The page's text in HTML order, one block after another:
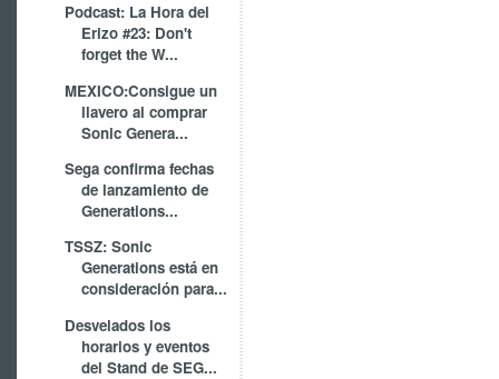
Podcast: La Hora del
Erizo #23: Don't
forget the W...
MEXICO:Consigue un
llavero al comprar
Sonic Genera...
Sega confirma fechas
de lanzamiento de
Generations...
TSSZ: Sonic
Generations está en
consideración para...
Desvelados los
horarios y eventos
del Stand de SEG...